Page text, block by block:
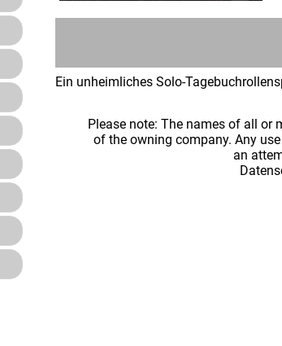
Ein unheimliches Solo-
Please note: The names of all or
of the owning company. Any
an